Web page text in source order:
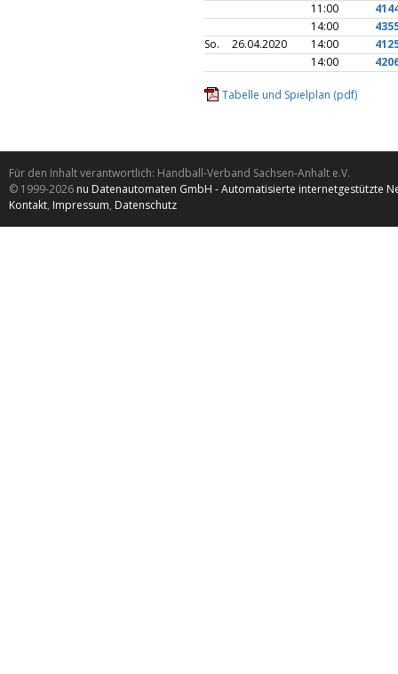
11:00
14:00
So.
26.04.2020 14:00
14:00
Tabelle und Spielplan (pdf)
Für den Inhalt verantwortlich: Handball-Verband Sachsen-Anhalt e.V.
© 1999-2026 nu Datenautomaten GmbH - Automatisierte internetgestützte
Kontakt, Impressum, Datenschutz